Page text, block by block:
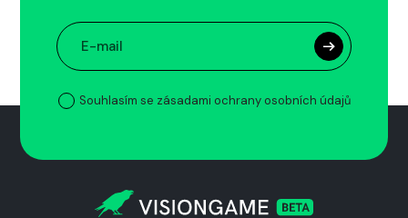
Souhlasím se zásadami ochrany osobních údajů